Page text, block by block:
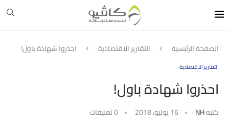
الصفحة الرئيسية التقارير الاقتصادية احذروا شهادة باول!
التقارير الاقتصادية
احذروا شهادة باول!
كتبهNH 16 يوليو، 2018 0 تعليقات